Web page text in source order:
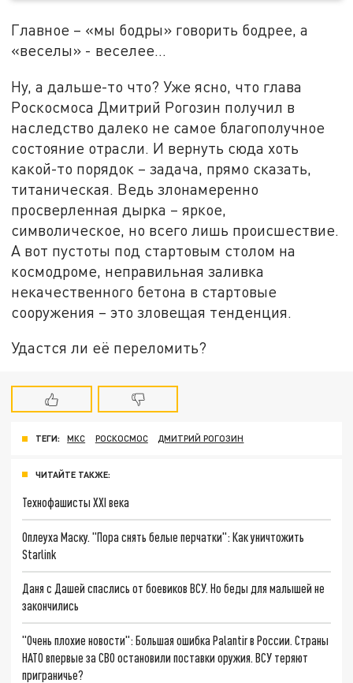
Главное – «мы бодры» говорить бодрее, а
«веселы» - веселее…
Ну, а дальше-то что? Уже ясно, что глава
Роскосмоса Дмитрий Рогозин получил в
наследство далеко не самое благополучное
состояние отрасли. И вернуть сюда хоть
какой-то порядок – задача, прямо сказать,
титаническая. Ведь злонамеренно
просверленная дырка – яркое,
символическое, но всего лишь происшествие.
А вот пустоты под стартовым столом на
космодроме, неправильная заливка
некачественного бетона в стартовые
сооружения – это зловещая тенденция.
Удастся ли её переломить?
ТЕГИ: МКС РОСКОСМОС ДМИТРИЙ РОГОЗИН
ЧИТАЙТЕ ТАКЖЕ:
Технофашисты XXI века
Оплеуха Маску. "Пора снять белые перчатки": Как уничтожить
Starlink
Даня с Дашей спаслись от боевиков ВСУ. Но беды для малышей не
закончились
"Очень плохие новости": Большая ошибка Palantir в России. Страны
НАТО впервые за СВО остановили поставки оружия. ВСУ теряют
приграничье?